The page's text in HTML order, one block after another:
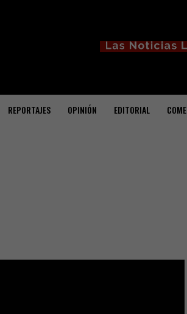
REPORTAJES OPINIÓN EDITORIAL